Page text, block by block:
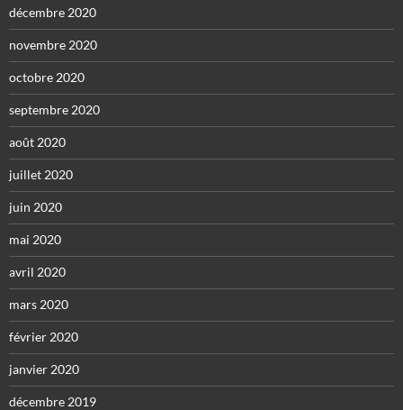
décembre 2020
novembre 2020
octobre 2020
septembre 2020
août 2020
juillet 2020
juin 2020
mai 2020
avril 2020
mars 2020
février 2020
janvier 2020
décembre 2019